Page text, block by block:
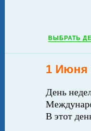
ВЫБРАТЬ
1 Июня
День
В этот